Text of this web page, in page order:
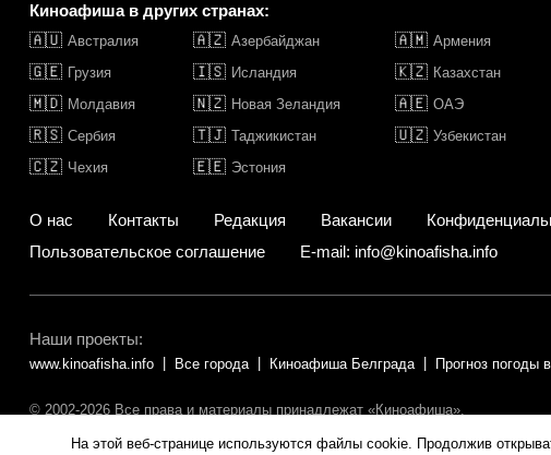
Киноафиша в других странах:
🇦🇺 Австралия 🇦🇿 Азербайджан 🇦🇲 Армения
🇬🇪 Грузия 🇮🇸 Исландия 🇰🇿 Казахстан
🇲🇩 Молдавия 🇳🇿 Новая Зеландия 🇦🇪 ОАЭ
🇷🇸 Сербия 🇹🇯 Таджикистан 🇺🇿 Узбекистан
🇨🇿 Чехия 🇪🇪 Эстония
О нас Контакты Редакция Вакансии
Пользовательское соглашение
E-mail: info@kinoafisha.info
Наши проекты:
www.kinoafisha.info Все города Киноафиша Белграда Прогноз погоды
© 2002-2026 Все права и материалы принадлежат «Киноафиша».
На этой веб-странице используются файлы cookie. Продолжив